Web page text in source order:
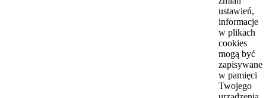
ustawień,
informacje
w plikach
cookies
mogą być
zapisywane
w pamięci
Twojego